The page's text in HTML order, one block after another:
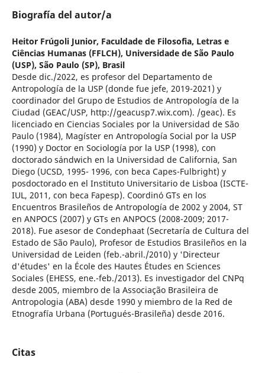
Biografía del autor/a
Heitor Frúgoli Junior, Faculdade de Filosofia, Letras e
Ciências Humanas (FFLCH), Universidade de São Paulo
(USP), São Paulo (SP), Brasil
Desde dic./2022, es profesor del Departamento de
Antropología de la USP (donde fue jefe, 2019-2021) y
coordinador del Grupo de Estudios de Antropología de la
Ciudad (GEAC/USP, http://geacusp7.wix.com). /geac). Es
licenciado en Ciencias Sociales por la Universidad de São
Paulo (1984), Magíster en Antropología Social por la USP
(1990) y Doctor en Sociología por la USP (1998), con
doctorado sándwich en la Universidad de California, San
Diego (UCSD, 1995- 1996, con beca Capes-Fulbright) y
posdoctorado en el Instituto Universitario de Lisboa (ISCTE-
IUL, 2011, con beca Fapesp). Coordinó GTs en los
Encuentros Brasileños de Antropología de 2002 y 2004, ST
en ANPOCS (2007) y GTs en ANPOCS (2008-2009; 2017-
2018). Fue asesor de Condephaat (Secretaría de Cultura del
Estado de São Paulo), Profesor de Estudios Brasileños en la
Universidad de Leiden (feb.-abril./2010) y 'Directeur
d'études' en la École des Hautes Études en Sciences
Sociales (EHESS, ene.-feb./2013). Es investigador del CNPq
desde 2005, miembro de la Associação Brasileira de
Antropologia (ABA) desde 1990 y miembro de la Red de
Etnografía Urbana (Portugués-Brasileña) desde 2016.
Citas